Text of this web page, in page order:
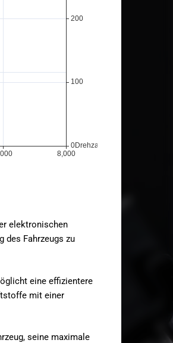
elektronischen
des Fahrzeugs zu
eine effizientere
mit einer
seine maximale